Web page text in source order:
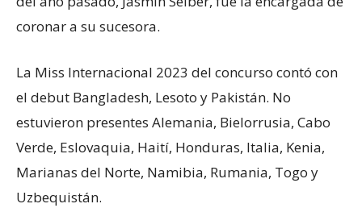
coronar a su sucesora.
La Miss Internacional 2023 del concurso contó con
el debut Bangladesh, Lesoto y Pakistán. No
estuvieron presentes Alemania, Bielorrusia, Cabo
Verde, Eslovaquia, Haití, Honduras, Italia, Kenia,
Marianas del Norte, Namibia, Rumania, Togo y
Uzbequistán.